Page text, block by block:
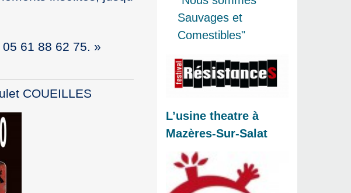
61 88 62 75.
COUEILLES
Sauvages et
Comestibles"
L’usine theatre à
Mazères-Sur-Salat